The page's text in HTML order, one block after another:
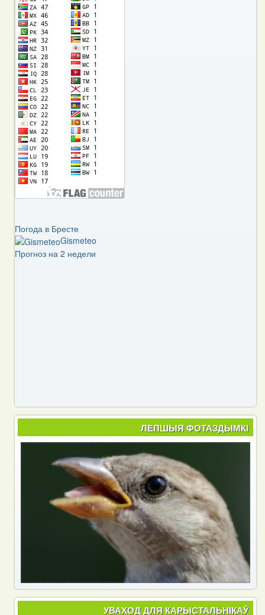
Погода в Бресте
Gismeteo
Прогноз на 2 недели
ЛЕПШЫЯ ФОТАЗДЫМКІ
УВАХОД ДЛЯ КАРЫСТАЛЬНІКАЎ